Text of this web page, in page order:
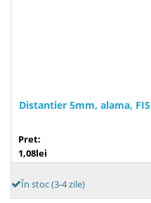
Distantier 5mm, alama,
Pret:
1,08lei
În stoc (3-4 zile)